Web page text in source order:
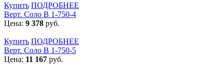
Купить ПОДРОБНЕЕ
Верт. Соло В 1-750-4
Цена: 9 378 руб.
Купить ПОДРОБНЕЕ
Верт. Соло В 1-750-5
Цена: 11 167 руб.